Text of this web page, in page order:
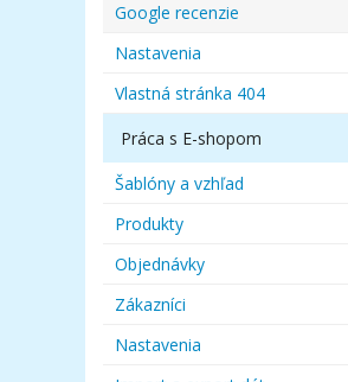
Google recenzie
Nastavenia
Vlastná stránka 404
Práca s E-shopom
Šablóny a vzhľad
Produkty
Objednávky
Zákazníci
Nastavenia